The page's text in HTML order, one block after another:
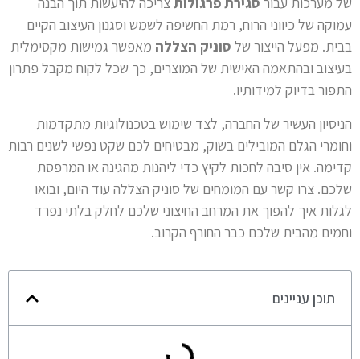
עמוקה של כיווני הרוח, רמת החשיפה לשמש וסגנון העיצוב הקיים
בבית. מפעל הייצור של סוניק הצללה מאפשר גמישות מקסימלית
בעיצוב ובהתאמה האישית של המוצרים, כך שכל לקוח מקבל פתרון
התפור בדיוק למידותיו.
הניסיון העשיר של החברה, לצד שימוש בטכנולוגיות מתקדמות
וחומרי הגלם המובילים בשוק, מבטיחים לכם שקט נפשי לשנים רבות
קדימה. אין סיבה לחכות לקיץ כדי ליהנות מהגינה או המרפסת
שלכם. צרו קשר עם המומחים של סוניק הצללה עוד היום, ובואו
לגלות איך להפוך את המרחב החיצוני שלכם לחלק בלתי נפרד
וחמים מהבית שלכם כבר החורף הקרוב.
תוכן עניינים